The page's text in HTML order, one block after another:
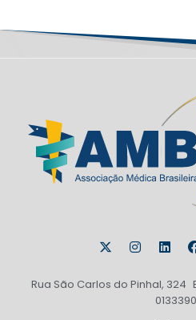
Rua São Carlos do Pinhal, 324